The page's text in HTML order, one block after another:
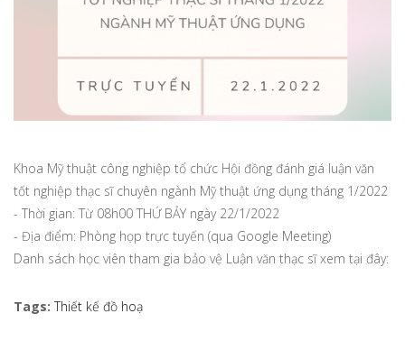
Khoa Mỹ thuật công nghiệp tổ chức Hội đồng đánh giá luận văn
tốt nghiệp thạc sĩ chuyên ngành Mỹ thuật ứng dụng tháng 1/2022
- Thời gian: Từ 08h00 THỨ BẢY ngày 22/1/2022
- Địa điểm: Phòng họp trực tuyến (qua Google Meeting)
Danh sách học viên tham gia bảo vệ Luận văn thạc sĩ xem tại đây:
Tags: Thiết kế đồ hoạ